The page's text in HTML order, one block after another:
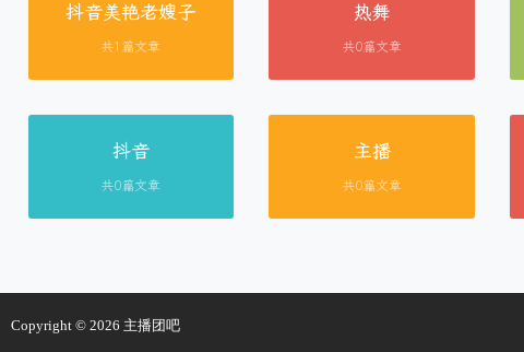
抖音美艳老嫂子
共1篇文章
热舞
共0篇文章
抖音
共0篇文章
主播
共0篇文章
Copyright © 2026 主播团吧